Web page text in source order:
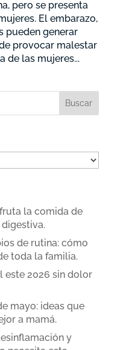
pero se presenta
El embarazo,
pueden generar
provocar malestar
de las mujeres...
la comida de
de rutina: cómo
toda la familia.
este 2026 sin dolor
mayo: ideas que
a mamá.
y